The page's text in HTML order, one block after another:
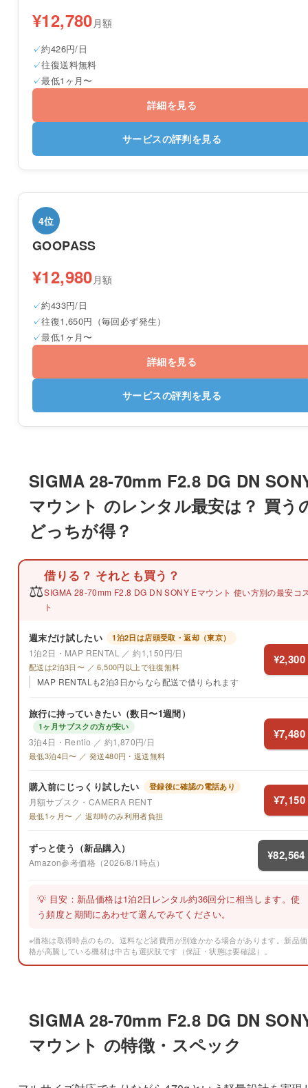
¥12,780 月額
約426円/日
往復送料無料
最低1ヶ月〜
詳細を見る
サービスの評判を見る
4位
GOOPASS
¥12,980 月額
約433円/日
往復1,650円（毎回必ず発生）
最低1ヶ月〜
詳細を見る
サービスの評判を見る
SIGMA 28-70mm F2.8 DG DN
マウント のレンタル最安は？ 買う
どっちが得？
⚖️
借りる？ それとも買う？
SIGMA 28-70mm F2.8 DG DN SONY Eマウント 使い方別の最安コ
ト
週末だけ試したい 1泊2日は店頭受取・返却（東京）
1泊2日・MAP RENTAL ／ 約1,150円/日
配送は2泊3日〜 ／ 6,500円以上で往復無料
MAP RENTALも2泊3日からなら配送で借りられます
¥2,300
旅行に持っていきたい（数日〜1週間）
1ヶ月サブスクの方が安い
3泊4日・Rentio ／ 約1,870円/日
最低3泊4日〜 ／ 発送480円・返送無料
¥7,480
購入前にじっくり試したい 登録後に確認の電話あり
月額サブスク・CAMERA RENT
最低1ヶ月〜 ／ 返却時のみ利用者負担
¥7,150
ずっと使う（新品購入）
Amazon参考価格（2026/8/1時点） ¥82,564
💡 目安：新品価格は1泊2日レンタル約36回分に相当します。使
う頻度と期間にあわせて選んでみてください。
※価格は取得時点のもの。送料など諸費用が別途かかる場合があります。新品価
格が高騰している機材は中古も選択肢です（保証・状態は要確認）。
SIGMA 28-70mm F2.8 DG DN
マウント の特徴・スペック